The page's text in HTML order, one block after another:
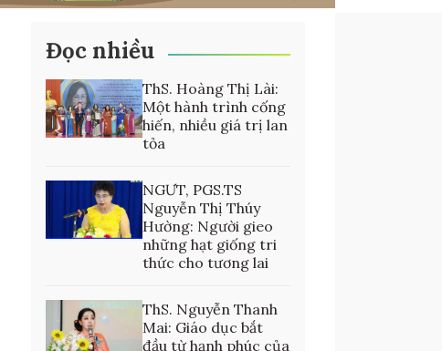
Đọc nhiều
ThS. Hoàng Thị Lài:
Một hành trình cống
hiến, nhiều giá trị lan
tỏa
NGƯT, PGS.TS
Nguyễn Thị Thúy
Hường: Người gieo
những hạt giống tri
thức cho tương lai
ThS. Nguyễn Thanh
Mai: Giáo dục bắt
đầu từ hạnh phúc của